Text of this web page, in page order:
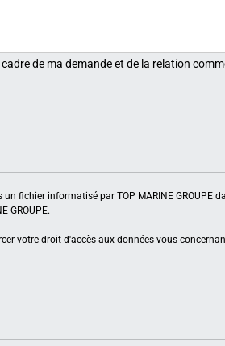
de ma demande et de la relation
fichier informatisé par TOP MARINE GROUPE
GROUPE.
votre droit d'accès aux données vous